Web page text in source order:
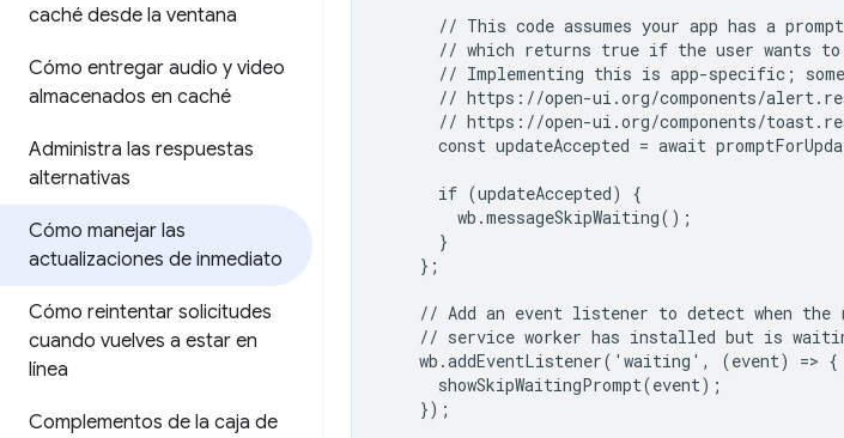
caché desde la ventana
Cómo entregar audio y video
almacenados en caché
Administra las respuestas
alternativas
Cómo manejar las
actualizaciones de inmediato
Cómo reintentar solicitudes
cuando vuelves a estar en
línea
Complementos de la caja de
// This code assumes your app has a
// which returns true if the user wants to
// Implementing this is app-specific;
// https://open-ui.org/components/
// https://open-ui.org/components/
const updateAccepted = await
      if (updateAccepted) {
        wb.messageSkipWaiting();
      }
    };
// Add an event listener to detect when the
// service worker has installed but is
    wb.addEventListener('waiting', (event) => {
      showSkipWaitingPrompt(event);
    });